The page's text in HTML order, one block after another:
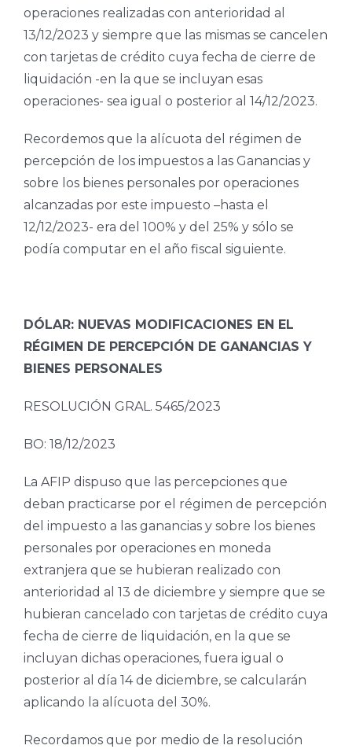
operaciones realizadas con anterioridad al
13/12/2023 y siempre que las mismas se cancelen
con tarjetas de crédito cuya fecha de cierre de
liquidación -en la que se incluyan esas
operaciones- sea igual o posterior al 14/12/2023.
Recordemos que la alícuota del régimen de
percepción de los impuestos a las Ganancias y
sobre los bienes personales por operaciones
alcanzadas por este impuesto –hasta el
12/12/2023- era del 100% y del 25% y sólo se
podía computar en el año fiscal siguiente.
DÓLAR: NUEVAS MODIFICACIONES EN EL
RÉGIMEN DE PERCEPCIÓN DE GANANCIAS Y
BIENES PERSONALES
RESOLUCIÓN GRAL. 5465/2023
BO: 18/12/2023
La AFIP dispuso que las percepciones que
deban practicarse por el régimen de percepción
del impuesto a las ganancias y sobre los bienes
personales por operaciones en moneda
extranjera que se hubieran realizado con
anterioridad al 13 de diciembre y siempre que se
hubieran cancelado con tarjetas de crédito cuya
fecha de cierre de liquidación, en la que se
incluyan dichas operaciones, fuera igual o
posterior al día 14 de diciembre, se calcularán
aplicando la alícuota del 30%.
Recordamos que por medio de la resolución